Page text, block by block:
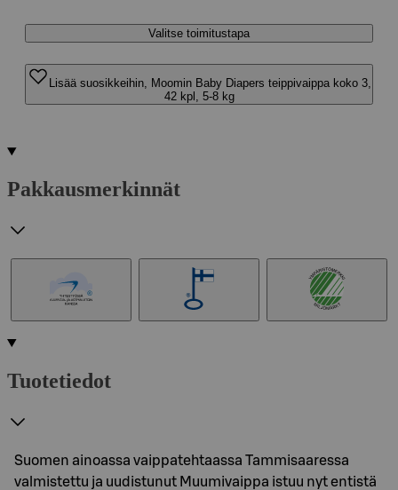
Valitse toimitustapa
Lisää suosikkeihin, Moomin Baby Diapers teippivaippa koko 3,
42 kpl, 5-8 kg
Pakkausmerkinnät
Tuotetiedot
Suomen ainoassa vaippatehtaassa Tammisaaressa
valmistettu ja uudistunut Muumivaippa istuu nyt entistä